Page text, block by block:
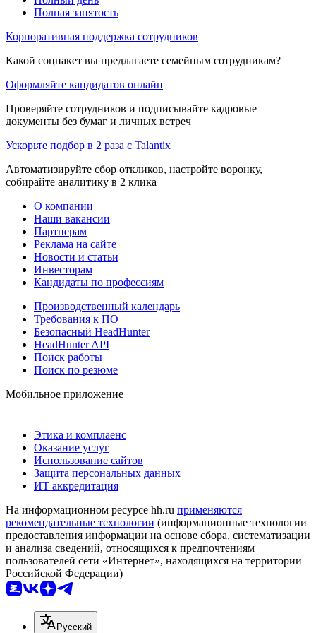
Полная занятость
Корпоративная поддержка сотрудников
Какой соцпакет вы предлагаете семейным сотрудникам?
Оформляйте кандидатов онлайн
Проверяйте сотрудников и подписывайте кадровые
документы без бумаг и личных встреч
Ускорьте подбор в 2 раза с Talantix
Автоматизируйте сбор откликов, настройте воронку,
собирайте аналитику в 2 клика
О компании
Наши вакансии
Партнерам
Реклама на сайте
Новости и статьи
Инвесторам
Кандидаты по профессиям
Производственный календарь
Требования к ПО
Безопасный HeadHunter
HeadHunter API
Поиск работы
Поиск по резюме
Мобильное приложение
Этика и комплаенс
Оказание услуг
Использование сайтов
Защита персональных данных
ИТ аккредитация
На информационном ресурсе hh.ru применяются
рекомендательные технологии (информационные технологии
предоставления информации на основе сбора, систематизации
и анализа сведений, относящихся к предпочтениям
пользователей сети «Интернет», находящихся на территории
Российской Федерации)
Русский